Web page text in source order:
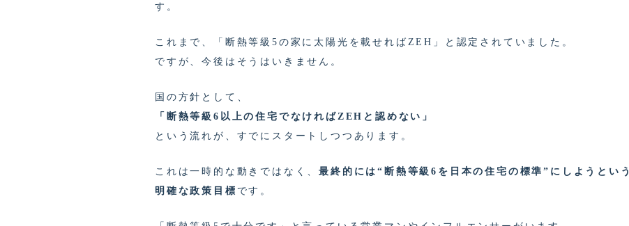
す。
これまで、「断熱等級5の家に太陽光を載せればZEH」と認定されていました。
ですが、今後はそうはいきません。
国の方針として、
「断熱等級6以上の住宅でなければZEHと認めない」
という流れが、すでにスタートしつつあります。
これは一時的な動きではなく、最終的には“断熱等級6を日本の住宅の標準”にしようという
明確な政策目標 です。